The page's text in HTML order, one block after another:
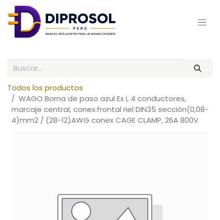
Todos los productos
WAGO Borna de paso azul Ex i, 4 conductores,
marcaje central, conex.frontal riel DIN35 sección(0,08-
4)mm2 / (28-12)AWG conex CAGE CLAMP, 26A 800V